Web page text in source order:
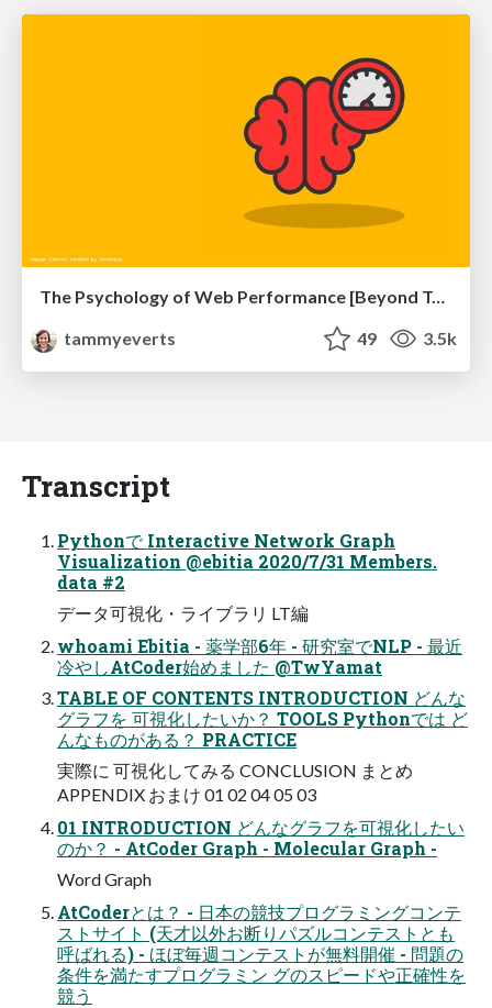
The Psychology of Web Performance [Beyond Tellerrand 2023]
tammyeverts
49 3.5k
Transcript
Pythonで Interactive Network Graph
Visualization @ebitia 2020/7/31 Members.
data #2
データ可視化・ライブラリ LT編
whoami Ebitia - 薬学部6年 - 研究室でNLP - 最近
冷やしAtCoder始めました @TwYamat
TABLE OF CONTENTS INTRODUCTION どんな
グラフを 可視化したいか？ TOOLS Pythonでは ど
んなものがある？ PRACTICE
実際に 可視化してみる CONCLUSION まとめ
APPENDIX おまけ 01 02 04 05 03
01 INTRODUCTION どんなグラフを可視化したい
のか？ - AtCoder Graph - Molecular Graph -
Word Graph
AtCoderとは？ - 日本の競技プログラミングコンテ
ストサイト (天才以外お断りパズルコンテストとも
呼ばれる) - ほぼ毎週コンテストが無料開催 - 問題の
条件を満たすプログラミン グのスピードや正確性を
競う